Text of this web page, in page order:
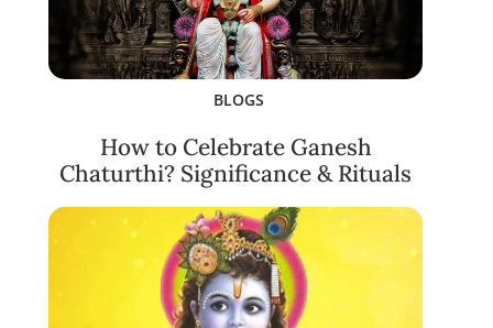
BLOGS
How to Celebrate Ganesh
Chaturthi? Significance & Rituals